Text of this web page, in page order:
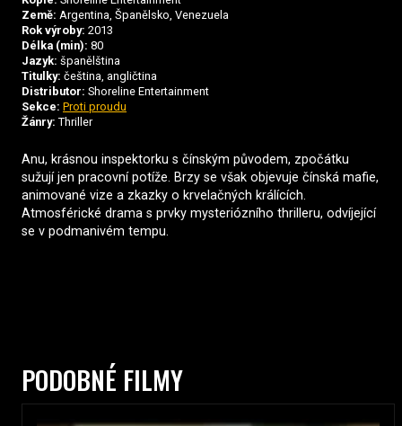
Země: Argentina, Španělsko, Venezuela
Rok výroby: 2013
Délka (min): 80
Jazyk: španělština
Titulky: čeština, angličtina
Distributor: Shoreline Entertainment
Sekce: Proti proudu
Žánry: Thriller
Anu, krásnou inspektorku s čínským původem, zpočátku
sužují jen pracovní potíže. Brzy se však objevuje čínská mafie,
animované vize a zkazky o krvelačných králících.
Atmosférické drama s prvky mysteriózního thrilleru, odvíjející
se v podmanivém tempu.
PODOBNÉ FILMY